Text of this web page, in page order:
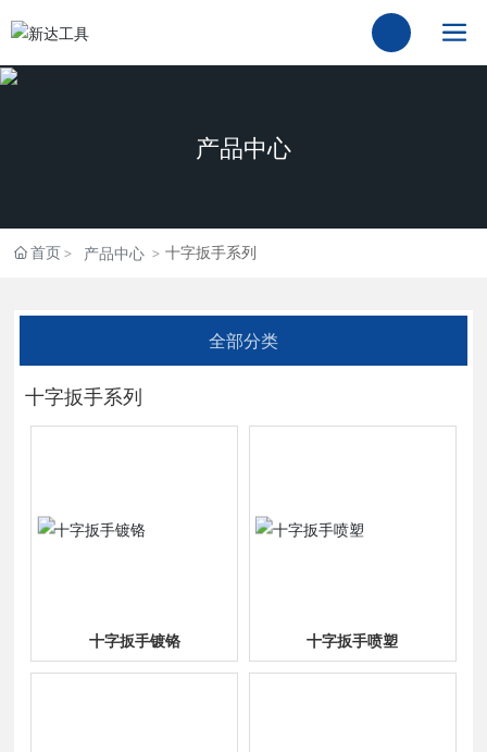
产品中心
首页 产品中心 十字扳手系列
全部分类
十字扳手系列
十字扳手镀铬 十字扳手喷塑